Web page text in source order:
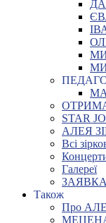
STAR
АЛЕЯ
Всі
Галереї
ЗАЯВКА
Також
Про